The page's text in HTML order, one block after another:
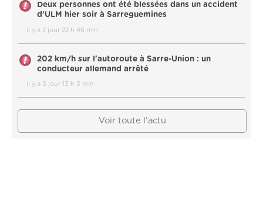
Deux personnes ont été blessées dans un accident
d’ULM hier soir à Sarreguemines
il y a 2 jour 22 h 46 min
202 km/h sur l'autoroute à Sarre-Union : un
conducteur allemand arrêté
il y a 3 jour 13 h 3 min
Voir toute l'actu